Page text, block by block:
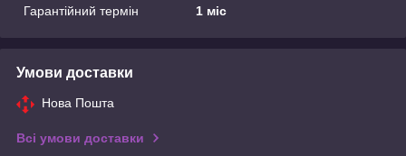
Гарантійний термін
1 міс
Умови доставки
Нова Пошта
Всі умови доставки